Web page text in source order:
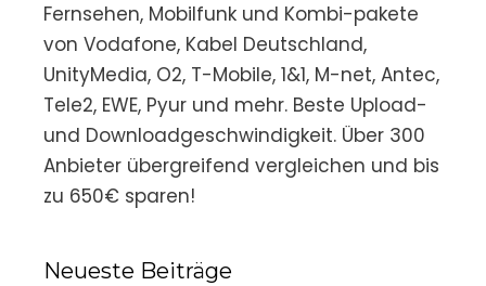
Fernsehen, Mobilfunk und Kombi-pakete
von Vodafone, Kabel Deutschland,
UnityMedia, O2, T-Mobile, 1&1, M-net, Antec,
Tele2, EWE, Pyur und mehr. Beste Upload-
und Downloadgeschwindigkeit. Über 300
Anbieter übergreifend vergleichen und bis
zu 650€ sparen!
Neueste Beiträge